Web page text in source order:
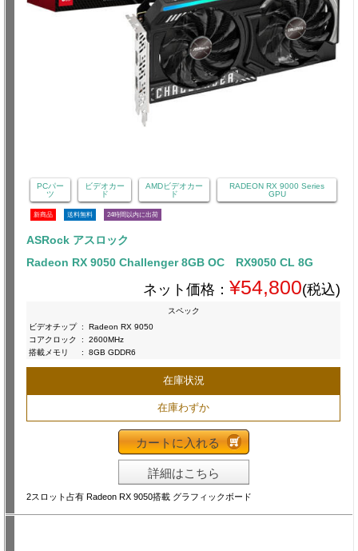
PCパー
ツ
ビデオカー
ド
AMDビデオカー
ド
RADEON RX 9000 Series
GPU
新商品 送料無料 24時間以内に出荷
ASRock アスロック
Radeon RX 9050 Challenger 8GB OC RX9050 CL 8G
ネット価格： ¥54,800(税込)
スペック
ビデオチップ :
Radeon RX 9050
コアクロック
:
2600MHz
搭載メモリ
: 8GB GDDR6
在庫状況
在庫わずか
カートに入れる
詳細はこちら
2スロット占有 Radeon RX 9050搭載 グラフィックボード